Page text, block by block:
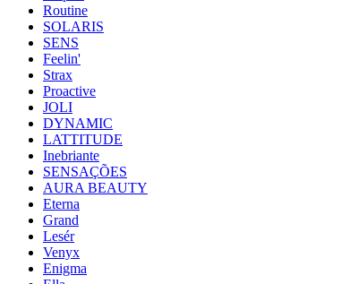
Routine
SOLARIS
SENS
Feelin'
Strax
Proactive
JOLI
DYNAMIC
LATTITUDE
Inebriante
SENSAÇÕES
AURA BEAUTY
Eterna
Grand
Lesér
Venyx
Enigma